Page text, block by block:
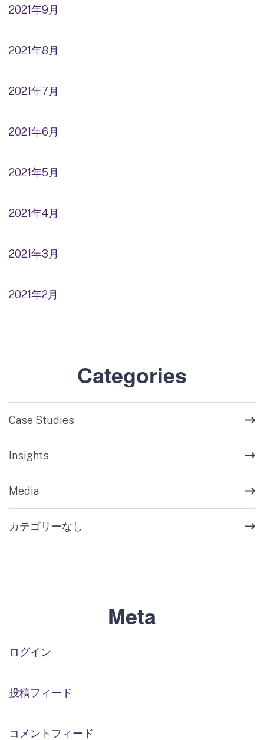
2021年9月
2021年8月
2021年7月
2021年6月
2021年5月
2021年4月
2021年3月
2021年2月
Categories
Case Studies
Insights
Media
カテゴリーなし
Meta
ログイン
投稿フィード
コメントフィード